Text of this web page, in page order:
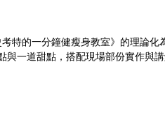
特的一分鐘健瘦身教室》的理論
與一道甜點，搭配現場部份實作與